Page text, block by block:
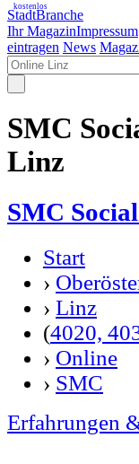
StadtBranche
Ihr MagazinImpressum
kostenlos
eintragen News
SMC
Linz
SMC
Start
›
› Linz
(4020,
› Online
› SMC
Erfahrungen